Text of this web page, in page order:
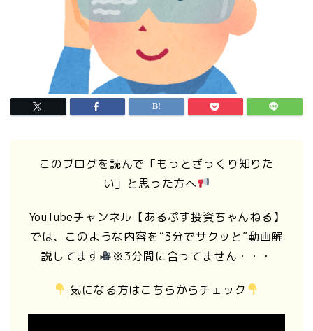
このブログを読んで「もっとざっくり知りた
い」と思った方へ
YouTubeチャンネル【あるぷす投資ちゃんねる】
では、このような内容を“3分でサクッと”動画解
説してます
※3分間に合ってません・・・
気になる方はこちらからチェック